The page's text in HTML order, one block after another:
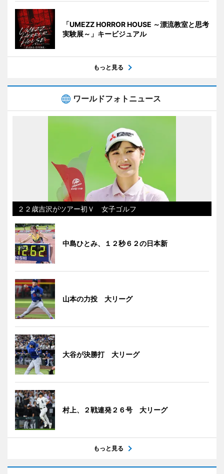
「UMEZZ HORROR HOUSE ～漂流教室と思考
実験展～」キービジュアル
もっと見る
ワールドフォトニュース
２２歳吉沢がツアー初Ｖ 女子ゴルフ
中島ひとみ、１２秒６２の日本新
山本の力投 大リーグ
大谷が決勝打 大リーグ
村上、２戦連発２６号 大リーグ
もっと見る